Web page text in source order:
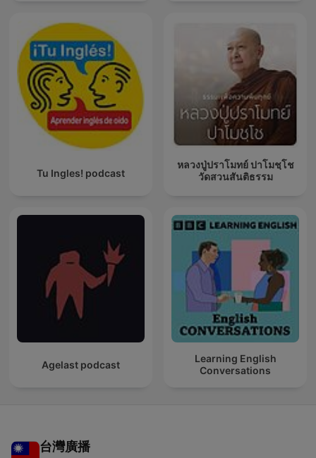
Tu Ingles! podcast
หลวงปู่ปราโมทย์ ปาโมชฺโช
วัดสวนสันติธรรม
Agelast podcast
Learning English
Conversations
台灣廣播